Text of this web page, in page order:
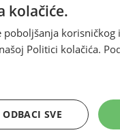
u Širokome
televizije.
zahtjeve s
Jukića
kolačiće.
korisničkog
Politici kolačića.
ODBACI SVE